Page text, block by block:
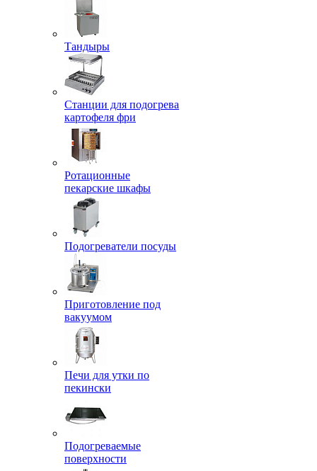
Тандыры
Станции для подогрева
картофеля фри
Ротационные
пекарские шкафы
Подогреватели посуды
Приготовление под
вакуумом
Печи для утки по
пекински
Подогреваемые
поверхности